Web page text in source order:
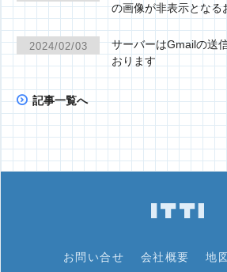
の画像が非表示となる
2024/02/03
サーバーはGmailの送
おります
記事一覧へ
お問い合せ 会社概要 地